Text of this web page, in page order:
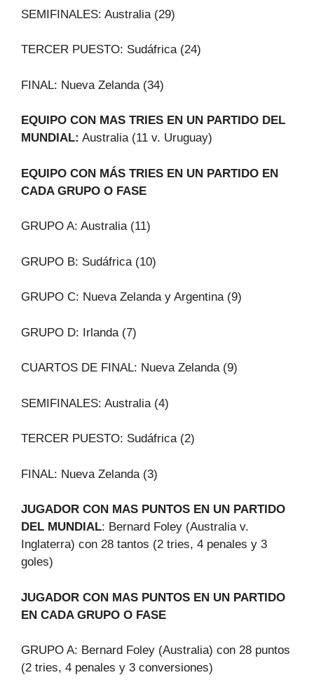
SEMIFINALES: Australia (29)
TERCER PUESTO: Sudáfrica (24)
FINAL: Nueva Zelanda (34)
EQUIPO CON MAS TRIES EN UN PARTIDO DEL
MUNDIAL: Australia (11 v. Uruguay)
EQUIPO CON MÁS TRIES EN UN PARTIDO EN
CADA GRUPO O FASE
GRUPO A: Australia (11)
GRUPO B: Sudáfrica (10)
GRUPO C: Nueva Zelanda y Argentina (9)
GRUPO D: Irlanda (7)
CUARTOS DE FINAL: Nueva Zelanda (9)
SEMIFINALES: Australia (4)
TERCER PUESTO: Sudáfrica (2)
FINAL: Nueva Zelanda (3)
JUGADOR CON MAS PUNTOS EN UN PARTIDO
DEL MUNDIAL: Bernard Foley (Australia v.
Inglaterra) con 28 tantos (2 tries, 4 penales y 3
goles)
JUGADOR CON MAS PUNTOS EN UN PARTIDO
EN CADA GRUPO O FASE
GRUPO A: Bernard Foley (Australia) con 28 puntos
(2 tries, 4 penales y 3 conversiones)